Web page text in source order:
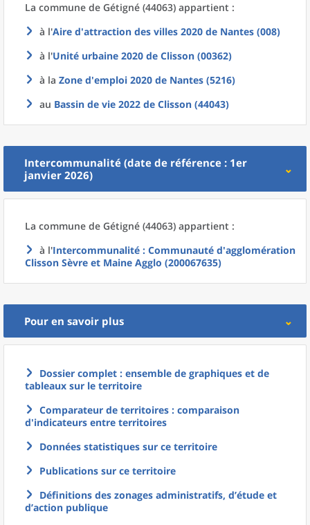
La commune de Gétigné (44063) appartient :
à l'Aire d'attraction des villes 2020 de Nantes (008)
à l'Unité urbaine 2020 de Clisson (00362)
à la Zone d'emploi 2020 de Nantes (5216)
au Bassin de vie 2022 de Clisson (44043)
Intercommunalité (date de référence : 1er
janvier 2026)
La commune de Gétigné (44063) appartient :
à l'Intercommunalité : Communauté d'agglomération
Clisson Sèvre et Maine Agglo (200067635)
Pour en savoir plus
Dossier complet : ensemble de graphiques et de
tableaux sur le territoire
Comparateur de territoires : comparaison
d'indicateurs entre territoires
Données statistiques sur ce territoire
Publications sur ce territoire
Définitions des zonages administratifs, d’étude et
d’action publique